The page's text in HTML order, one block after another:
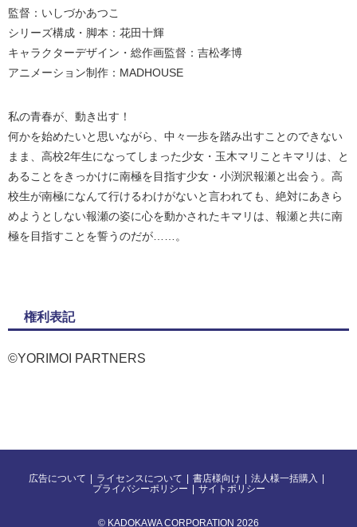
監督：いしづかあつこ
シリーズ構成・脚本：花田十輝
キャラクターデザイン・総作画監督：吉松孝博
アニメーション制作：MADHOUSE
私の青春が、動き出す！
何かを始めたいと思いながら、中々一歩を踏み出すことのできない
まま、高校2年生になってしまった少女・玉木マリことキマリは、と
あることをきっかけに南極を目指す少女・小渕沢報瀬と出会う。高
校生が南極になんて行けるわけがないと言われても、絶対にあきら
めようとしない報瀬の姿に心を動かされたキマリは、報瀬と共に南
極を目指すことを誓うのだが……。
権利表記
©YORIMOI PARTNERS
広告について ライセンスについて 書店様向け
法人様一括購入
プライバシーポリシー
サイトポリシー
© KADOKAWA CORPORATION 2026